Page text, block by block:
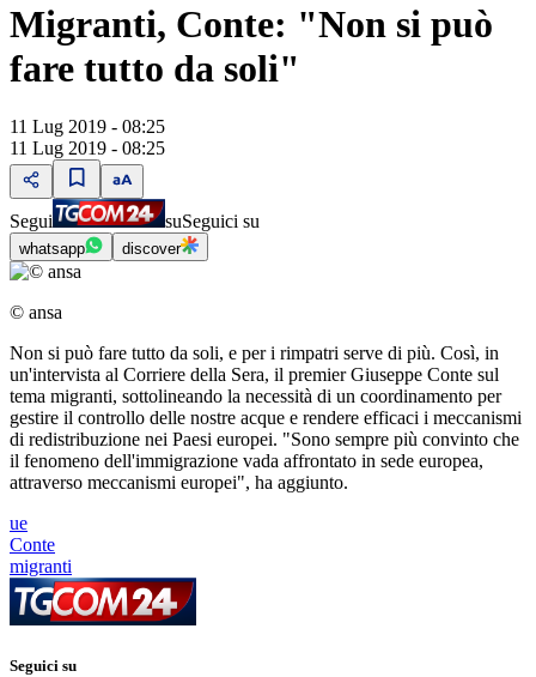
Migranti, Conte: "Non si può
fare tutto da soli"
11 Lug 2019 - 08:25
11 Lug 2019 - 08:25
Segui suSeguici su
whatsapp discover
© ansa
Non si può fare tutto da soli, e per i rimpatri serve di più. Così, in
un'intervista al Corriere della Sera, il premier Giuseppe Conte sul
tema migranti, sottolineando la necessità di un coordinamento per
gestire il controllo delle nostre acque e rendere efficaci i meccanismi
di redistribuzione nei Paesi europei. "Sono sempre più convinto che
il fenomeno dell'immigrazione vada affrontato in sede europea,
attraverso meccanismi europei", ha aggiunto.
ue
Conte
migranti
Seguici su